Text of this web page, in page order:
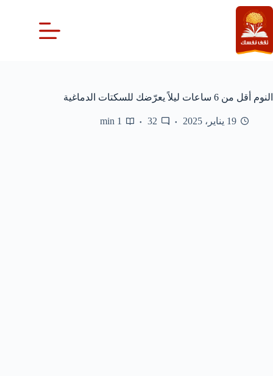
التجاوز
إلى
المحتوى
النوم أقل من 6 ساعات ليلاً يعرّضك للسكتات الدماغية
19 يناير، 2025 32
1 min